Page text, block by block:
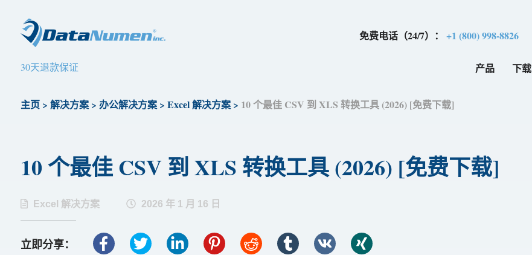
免费电话（24/7）：+1 (800) 998-8826
30天退款保证 产品 下载
主页> 解决方案> 办公解决方案> Excel 解决方案> 10 个最佳 CSV 到 XLS 转换工具 (2026) [免费下​​载]
10 个最佳 CSV 到 XLS 转换工具 (2026) [免费下​​载]
Excel 解决方案 2026 年 1 月 16 日
立即分享：